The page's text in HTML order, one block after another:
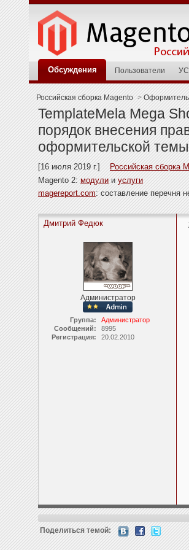
Обсуждения Пользователи
Российская сборка Magento >
TemplateMela Mega
порядок внесения
оформительской темы
[16 июля 2019 г.]
Российская сборка
Magento 2: модули и услуги
magereport.com: составление перечня
Дмитрий Федюк
Администратор
Группа:
Администратор
Сообщений:
8995
Регистрация:
20.02.2010
Поделиться темой: